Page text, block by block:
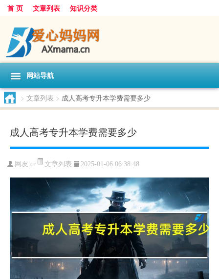
首 页 文章列表 知识分类
网站导航
> 文章列表 > 成人高考专升本学费需要多少
成人高考专升本学费需要多少
网友:cr 文章列表 2025-01-06 06:38:48